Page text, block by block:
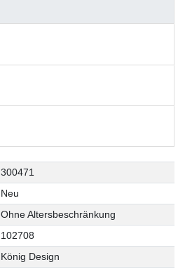
300471
Neu
Ohne Altersbeschränkung
102708
König Design